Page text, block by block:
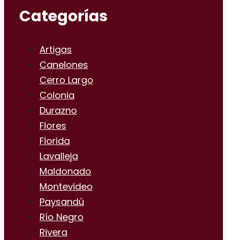
Categorías
Artigas
Canelones
Cerro Largo
Colonia
Durazno
Flores
Florida
Lavalleja
Maldonado
Montevideo
Paysandú
Río Negro
Rivera